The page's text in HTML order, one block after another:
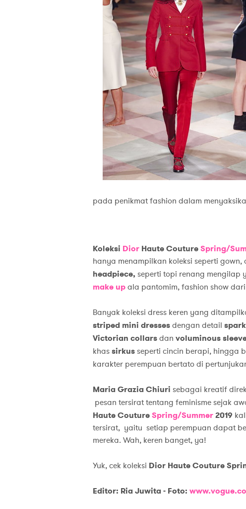
pada penikmat fashion dalam
Koleksi DiorHaute CoutureSpring/
hanya menampilkan koleksi seperti gown,
headpiece, seperti topi renang mengilap
make upala pantomim, fashion show dari
Banyak koleksi dress keren yang
striped mini dressesdengan detail
Victorian collarsdan voluminous
khassirkusseperti cincin berapi, hingga
karakter perempuan bertato di
Maria Grazia Chiuri sebagai kreatif
pesan tersirat tentang feminisme sejak
Haute CoutureSpring/Summer2019
tersirat, yaitu setiap perempuan dapat
mereka. Wah, keren banget, ya!
Yuk, cek koleksi Dior Haute Couture
Editor: Ria Juwita - Foto: